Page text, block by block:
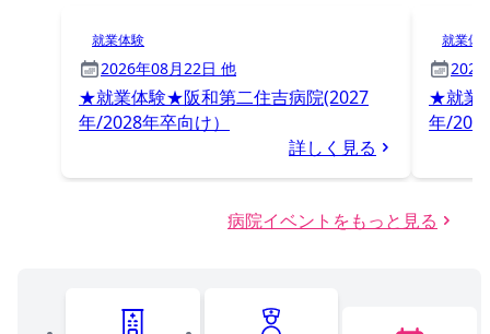
就業体験
2026年08月22日 他
★就業体験★阪和第二住吉病院(2027
年/2028年卒向け）
詳しく見る
就業体
2026
★就業
年/
病院イベントをもっと見る